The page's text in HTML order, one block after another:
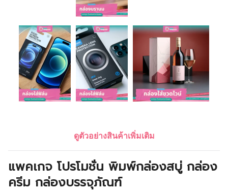
ดูตัวอย่างสินค้าเพิ่มเติม
แพคเกจ โปรโมชั่น พิมพ์กล่องสบู่ กล่อง
ครีม กล่องบรรจุภัณฑ์